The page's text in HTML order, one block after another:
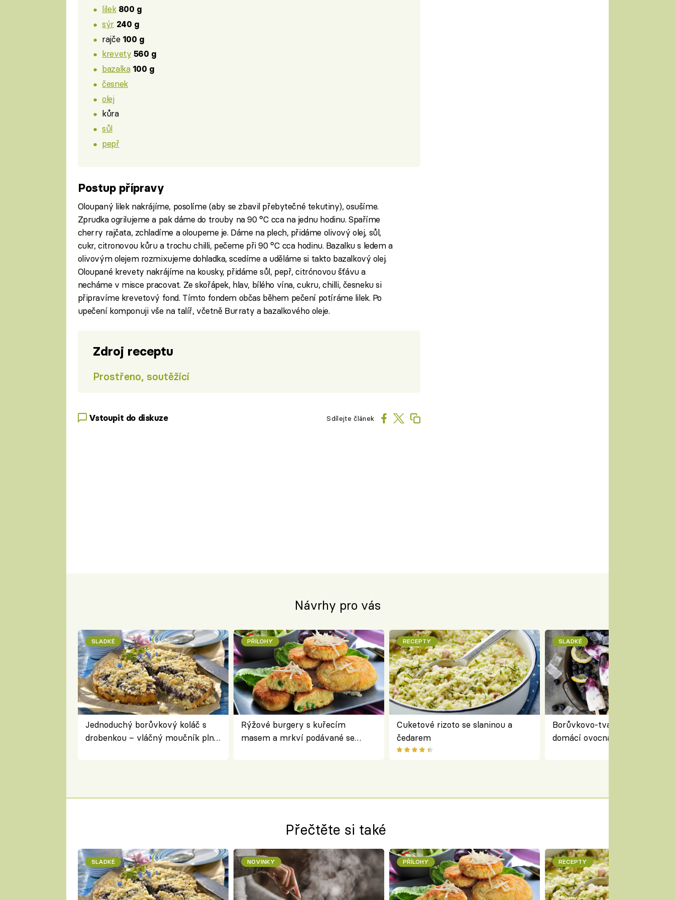
lilek 800 g
sýr 240 g
rajče 100 g
krevety 560 g
bazalka 100 g
česnek
olej
kůra
sůl
pepř
Postup přípravy
Oloupaný lilek nakrájíme, posolíme (aby se zbavil přebytečné tekutiny), osušíme.
Zprudka ogrilujeme a pak dáme do trouby na 90 °C cca na jednu hodinu. Spaříme
cherry rajčata, zchladíme a oloupeme je. Dáme na plech, přidáme olivový olej, sůl,
cukr, citronovou kůru a trochu chilli, pečeme při 90 °C cca hodinu. Bazalku s ledem a
olivovým olejem rozmixujeme dohladka, scedíme a uděláme si takto bazalkový olej.
Oloupané krevety nakrájíme na kousky, přidáme sůl, pepř, citrónovou šťávu a
necháme v misce pracovat. Ze skořápek, hlav, bílého vína, cukru, chilli, česneku si
připravíme krevetový fond. Tímto fondem občas během pečení potíráme lilek. Po
upečení komponuji vše na talíř, včetně Burraty a bazalkového oleje.
Zdroj receptu
Prostřeno, soutěžící
Vstoupit do diskuze Sdílejte článek
Návrhy pro vás
SLADKÉ
Jednoduchý borůvkový koláč s
drobenkou – vláčný moučník plný
PŘÍLOHY
Rýžové burgery s kuřecím
masem a mrkví podávané se
RECEPTY
Cuketové rizoto se slaninou a
čedarem
SLADKÉ
Borůvkovo-tvarohové nanuky
domácí ovocná zmrzlina na
Přečtěte si také
SLADKÉ NOVINKY PŘÍLOHY RECEPTY